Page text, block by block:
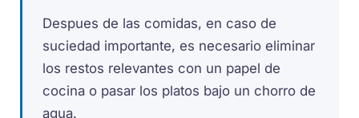
Despues de las comidas, en caso de
suciedad importante, es necesario eliminar
los restos relevantes con un papel de
cocina o pasar los platos bajo un chorro de
agua.